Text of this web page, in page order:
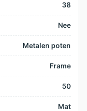
38
Nee
Metalen poten
Frame
50
Mat